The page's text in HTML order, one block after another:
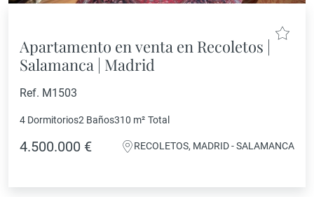
Apartamento en venta en Recoletos |
Salamanca | Madrid
Ref. M1503
4 Dormitorios2 Baños310 m² Total
4.500.000 € RECOLETOS, MADRID - SALAMANCA